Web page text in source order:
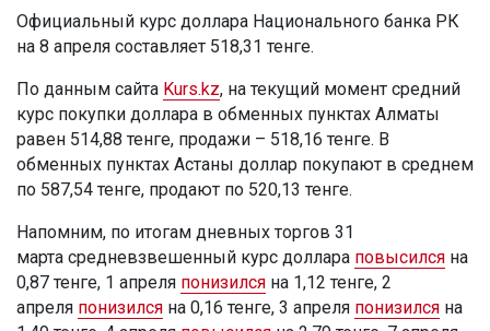
Официальный курс доллара Национального банка РК
на 8 апреля составляет 518,31 тенге.
По данным сайта Kurs.kz, на текущий момент средний
курс покупки доллара в обменных пунктах Алматы
равен 514,88 тенге, продажи – 518,16 тенге. В
обменных пунктах Астаны доллар покупают в среднем
по 587,54 тенге, продают по 520,13 тенге.
Напомним, по итогам дневных торгов 31
марта средневзвешенный курс доллара повысился на
0,87 тенге, 1 апреля понизился на 1,12 тенге, 2
апреля понизился на 0,16 тенге, 3 апреля понизился на